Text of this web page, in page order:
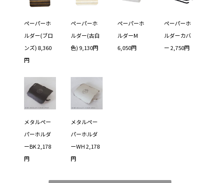
ペーパーホ
ルダー(ブロ
ンズ) 8,360
円
ペーパーホ
ルダー(古白
色) 9,130円
ペーパーホ
ルダーM
6,050円
ペーパーホ
ルダーカバ
ー 2,750円
メタルペー
パーホルダ
ーBK 2,178
円
メタルペー
パーホルダ
ーWH 2,178
円